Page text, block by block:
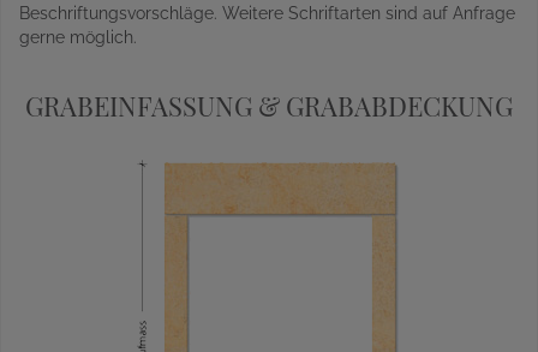
Beschriftungsvorschläge. Weitere Schriftarten sind auf Anfrage
gerne möglich.
GRABEINFASSUNG & GRABABDECKUNG